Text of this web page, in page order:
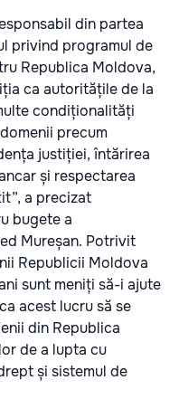
din partea
privind programul de
Republica Moldova,
ca autoritățile de la
condiționalități
precum
justiției, întărirea
și respectarea
a precizat
bugete a
Mureșan. Potrivit
Republicii Moldova
sunt meniți să-i ajute
acest lucru să se
din Republica
de a lupta cu
și sistemul de